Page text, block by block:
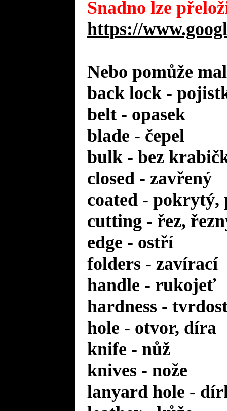
Snadno lze
https://
Nebo pomůže
back lock -
belt - opasek
blade - čepel
bulk - bez
closed - zavřený
coated - pokrytý,
cutting - řez,
edge - ostří
folders - zavírací
handle - rukojeť
hardness -
hole - otvor, díra
knife - nůž
knives - nože
lanyard hole -